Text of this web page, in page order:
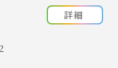
挙行しました
詳細